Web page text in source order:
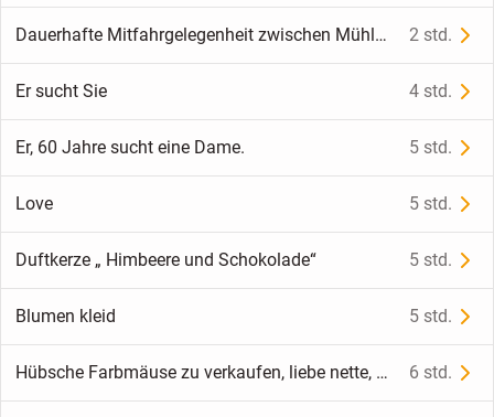
Dauerhafte Mitfahrgelegenheit zwischen Mühlhausen und Gotha 2 std.
Er sucht Sie 4 std.
Er, 60 Jahre sucht eine Dame. 5 std.
Love 5 std.
Duftkerze „ Himbeere und Schokolade“ 5 std.
Blumen kleid 5 std.
Hübsche Farbmäuse zu verkaufen, liebe nette, hübsche Tiere 6 std.